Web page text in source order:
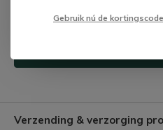
Verzending & verzorging
Gebruik nú de